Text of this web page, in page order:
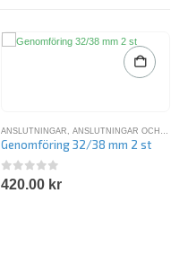
,BRÄDDAVLOPP - INLOPP , FILTER OCH
ANSLUTNINGAR , ANSLUTNINGAR OCH SLANGAR
Genomföring 32/38 mm 2 st
0out of 5
420.00 kr